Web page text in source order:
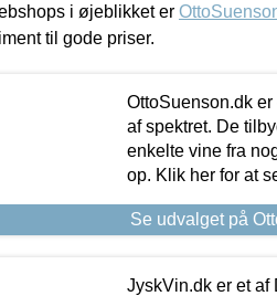
i øjeblikket er
til gode priser.
OttoSuenson.dk
af spektret. De
enkelte vine fra
op. Klik her for at
Se udvalget på
JyskVin.dk er et af